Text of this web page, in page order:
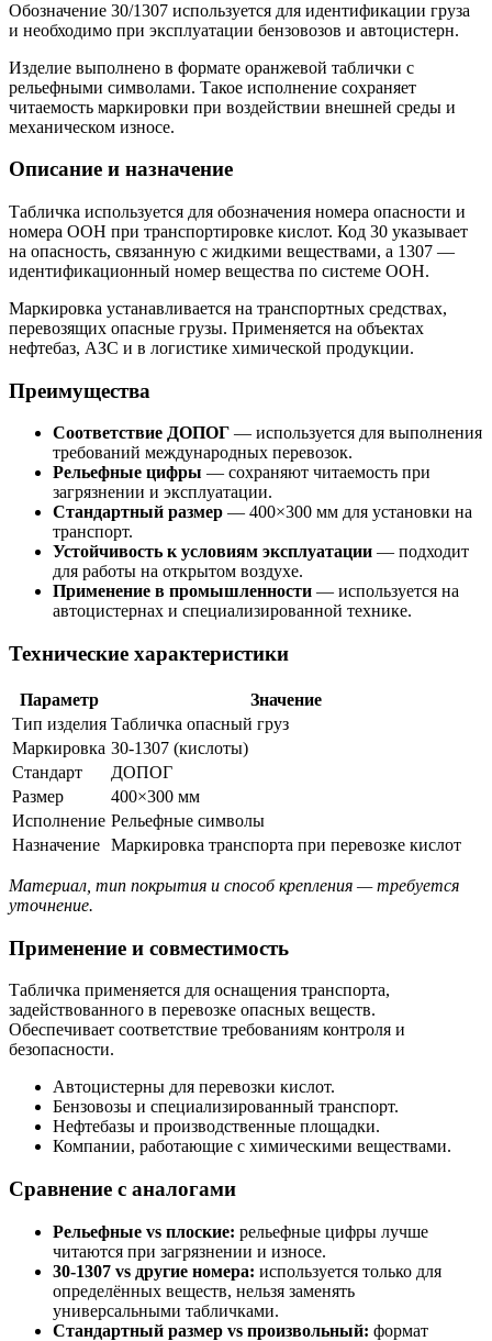
Обозначение 30/1307 используется для идентификации груза
и необходимо при эксплуатации бензовозов и автоцистерн.
Изделие выполнено в формате оранжевой таблички с
рельефными символами. Такое исполнение сохраняет
читаемость маркировки при воздействии внешней среды и
механическом износе.
Описание и назначение
Табличка используется для обозначения номера опасности и
номера ООН при транспортировке кислот. Код 30 указывает
на опасность, связанную с жидкими веществами, а 1307 —
идентификационный номер вещества по системе ООН.
Маркировка устанавливается на транспортных средствах,
перевозящих опасные грузы. Применяется на объектах
нефтебаз, АЗС и в логистике химической продукции.
Преимущества
Соответствие ДОПОГ — используется для выполнения
требований международных перевозок.
Рельефные цифры — сохраняют читаемость при
загрязнении и эксплуатации.
Стандартный размер — 400×300 мм для установки на
транспорт.
Устойчивость к условиям эксплуатации — подходит
для работы на открытом воздухе.
Применение в промышленности — используется на
автоцистернах и специализированной технике.
Технические характеристики
Параметр
Значение
Тип изделия Табличка опасный груз
Маркировка 30-1307 (кислоты)
Стандарт
ДОПОГ
Размер
400×300 мм
Исполнение Рельефные символы
Назначение Маркировка транспорта при перевозке кислот
Материал, тип покрытия и способ крепления — требуется
уточнение.
Применение и совместимость
Табличка применяется для оснащения транспорта,
задействованного в перевозке опасных веществ.
Обеспечивает соответствие требованиям контроля и
безопасности.
Автоцистерны для перевозки кислот.
Бензовозы и специализированный транспорт.
Нефтебазы и производственные площадки.
Компании, работающие с химическими веществами.
Сравнение с аналогами
Рельефные vs плоские: рельефные цифры лучше
читаются при загрязнении и износе.
30-1307 vs другие номера: используется только для
определённых веществ, нельзя заменять
универсальными табличками.
Стандартный размер vs произвольный: формат